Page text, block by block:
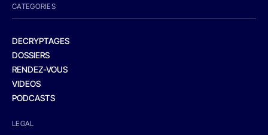
CATEGORIES
DECRYPTAGES
DOSSIERS
RENDEZ-VOUS
VIDEOS
PODCASTS
LEGAL